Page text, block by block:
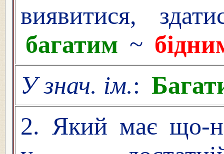
виявитися,
багатим ~
У знач. ім.:
2. Який має що-